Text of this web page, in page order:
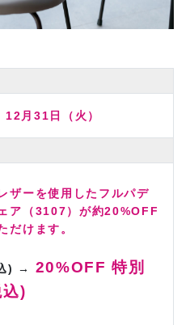
月31日（火）
ザーを使用したフルパデ
ア（3107）が約20%OFF
だけます。
) →
20%OFF 特別
)